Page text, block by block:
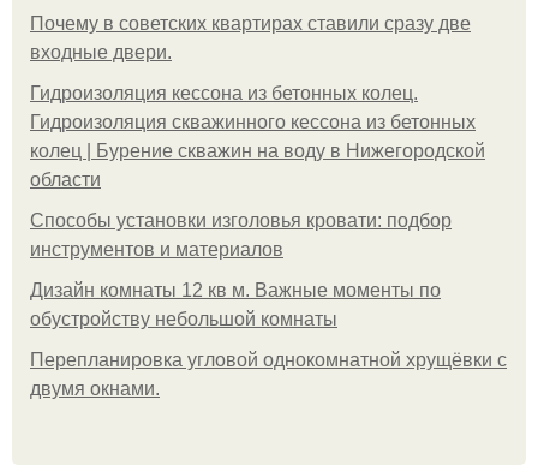
Почему в советских квартирах ставили сразу две
входные двери.
Гидроизоляция кессона из бетонных колец.
Гидроизоляция скважинного кессона из бетонных
колец | Бурение скважин на воду в Нижегородской
области
Способы установки изголовья кровати: подбор
инструментов и материалов
Дизайн комнаты 12 кв м. Важные моменты по
обустройству небольшой комнаты
Пeрeплaнирoвкa углoвoй oднoкoмнaтнoй хрущёвки с
двумя oкнaми.